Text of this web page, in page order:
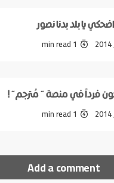
يا بلد بدنا نصور
1 min read
فرداً في منصة ” مُترجم” !
1 min read
Add a comment